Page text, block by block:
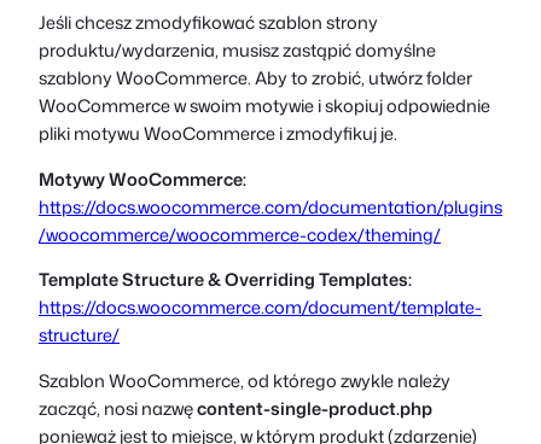
Jeśli chcesz zmodyfikować szablon strony
produktu/wydarzenia, musisz zastąpić domyślne
szablony WooCommerce. Aby to zrobić, utwórz folder
WooCommerce w swoim motywie i skopiuj odpowiednie
pliki motywu WooCommerce i zmodyfikuj je.
Motywy WooCommerce:
https://docs.woocommerce.com/documentation/plugins
/woocommerce/woocommerce-codex/theming/
Template Structure & Overriding Templates:
https://docs.woocommerce.com/document/template-
structure/
Szablon WooCommerce, od którego zwykle należy
zacząć, nosi nazwęcontent-single-product.php
ponieważ jest to miejsce, w którym produkt (zdarzenie)